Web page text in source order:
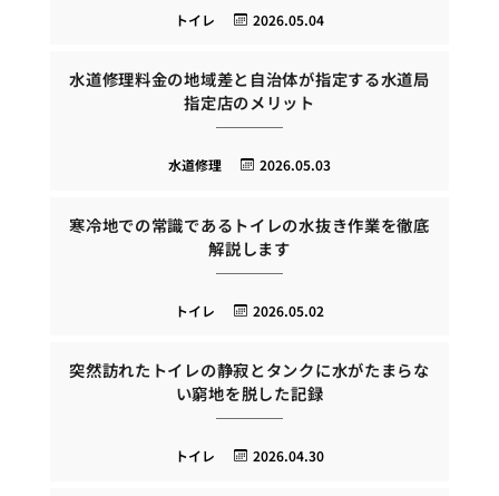
2026.05.04
トイレ
水道修理料金の地域差と自治体が指定する水道局
指定店のメリット
2026.05.03
水道修理
寒冷地での常識であるトイレの水抜き作業を徹底
解説します
2026.05.02
トイレ
突然訪れたトイレの静寂とタンクに水がたまらな
い窮地を脱した記録
2026.04.30
トイレ